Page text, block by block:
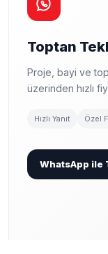
Toptan
Proje, bayi ve
üzerinden hızlı
Hızlı Yanıt Özel
WhatsApp ile